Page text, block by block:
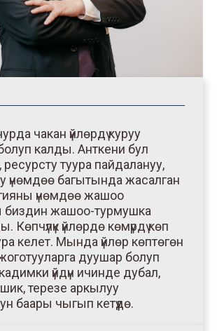
чакан үйлөрдү куруу
калды. Анткени бул
туура пайдалануу,
үнөмдөө багытында жасалган
үнөмдөө жашоо
биздин жашоо-турмушка
Көпчүлүк үйлөрдө көмүрдү көп
келет. Мында үйлөр көптөгөн
дуушар болуп
үйдүн ичинде дубал,
терезе аркылуу
баары чыгып кетүүдө.